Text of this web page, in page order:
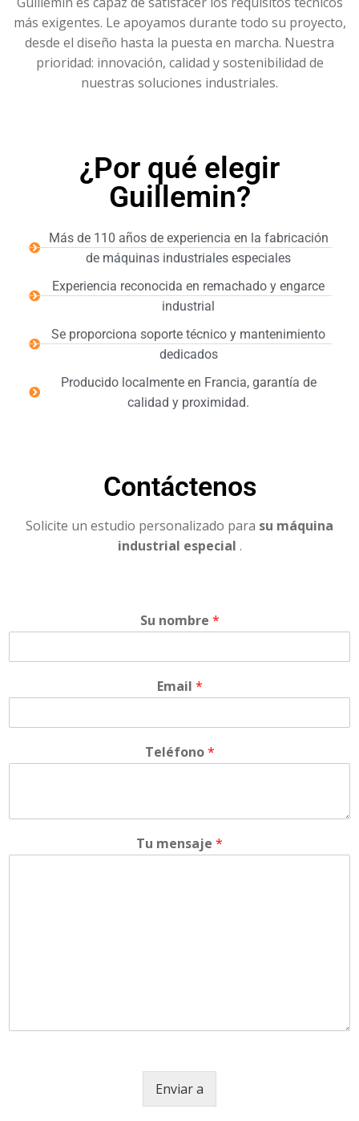
más exigentes. Le apoyamos durante todo su proyecto,
desde el diseño hasta la puesta en marcha. Nuestra
prioridad: innovación, calidad y sostenibilidad de
nuestras soluciones industriales.
¿Por qué elegir
Guillemin?
Más de 110 años de experiencia en la fabricación
de máquinas industriales especiales
Experiencia reconocida en remachado y engarce
industrial
Se proporciona soporte técnico y mantenimiento
dedicados
Producido localmente en Francia, garantía de
calidad y proximidad.
Contáctenos
Solicite un estudio personalizado para su máquina
industrial especial .
Su nombre *
Email *
Teléfono*
Tu mensaje *
Enviar a